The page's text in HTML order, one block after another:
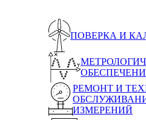
ПОВЕРКА И
РЕМОНТ И
ИЗМЕРЕНИЙ